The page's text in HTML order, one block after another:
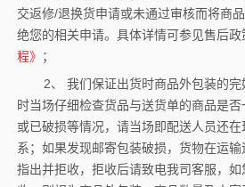
交返修/退换货申请或未通过审核而将商
绝您的相关申请。具体详情可参见售后政
程》 ；
2、 我们保证出货时商品外包装的
时当场仔细检查货品与送货单的商品是
或已破损等情况，请当场即配送人员还
系；如果发现邮寄包装破损，货物在运
指出并拒收，拒收后请致电我司客服，